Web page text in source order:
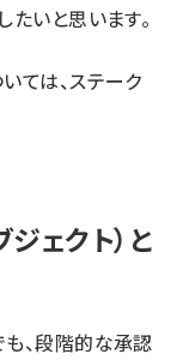
たいと思います。
ては、ステーク
ェクト）と
、段階的な承認